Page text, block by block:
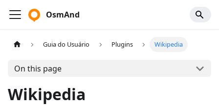
OsmAnd
Guia do Usuário Plugins Wikipedia
On this page
Wikipedia